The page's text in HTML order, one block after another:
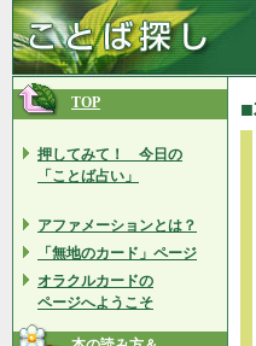
TOP
押してみて！ 今日の
「ことば占い」
アファメーションとは？
「無地のカード」ページ
オラクルカードの
ページへようこそ